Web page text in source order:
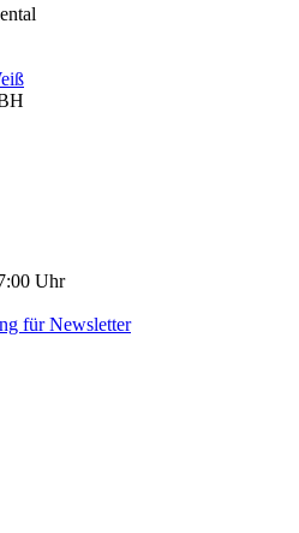
Uhr
für Newsletter